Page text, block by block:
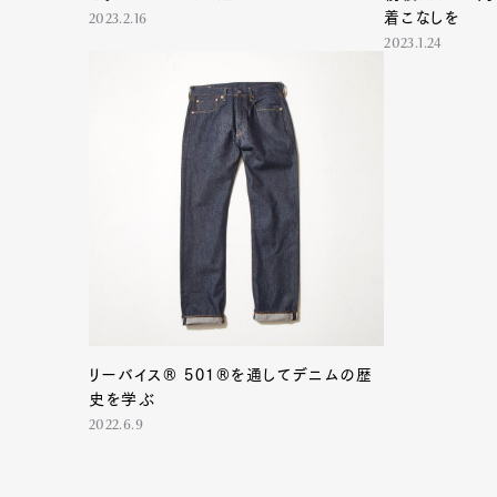
2023.2.16
着こなしを
2023.1.24
リーバイス®︎ 501®︎を通してデニムの歴
史を学ぶ
2022.6.9